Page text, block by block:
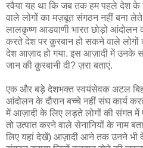
रवैया यह था कि जब तक हम पहले देश के
वाले लोगों का मज़बूत संगठन नहीं बना
लालकृष्ण आडवाणी भारत छोड़ो आंदोलन
करते देश पर क़ुरबान हो सकने वाले लोगों
देश आज़ाद हो गया. इस आज़ादी में
जान की क़ुरबानी दी? ज़रा बताएं.
एक और बड़े देशभक्त स्वयंसेवक अटल
आंदोलन के दौरान बच्चे नहीं संघ कार्य
में आज़ादी के लिए लड़ते लोगों की संगत
तो उत्पात करने वाले सेनानियों के नाम
लिए यहां देखें) आज़ादी आने तक उनने भी